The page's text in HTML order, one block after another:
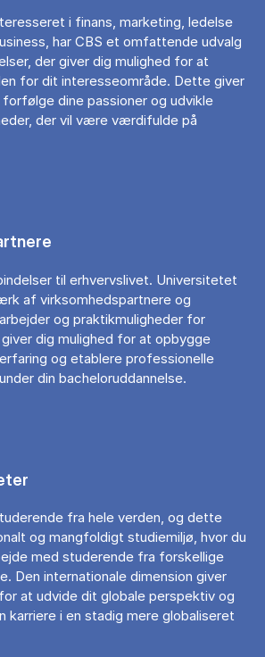
i finans, marketing, ledelse
har CBS et omfattende udvalg
der giver dig mulighed for at
for dit interesseområde. Dette giver
dine passioner og udvikle
der vil være værdifulde på
til erhvervslivet. Universitetet
af virksomhedspartnere og
og praktikmuligheder for
dig mulighed for at opbygge
og etablere professionelle
din bacheloruddannelse.
fra hele verden, og dette
og mangfoldigt studiemiljø, hvor du
med studerende fra forskellige
Den internationale dimension giver
at udvide dit globale perspektiv og
karriere i en stadig mere globaliseret